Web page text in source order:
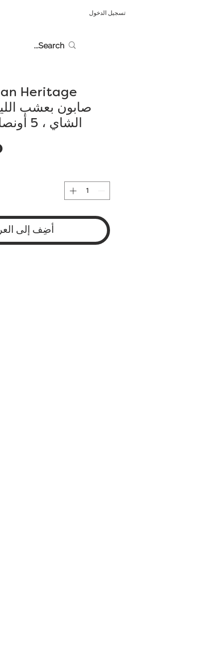
تسجيل الدخول
صابون بعشب
الشاي ، 5 أونصات (142 جم)
أضِف إلى